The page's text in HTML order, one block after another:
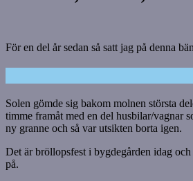
För en del år sedan så satt jag på denna
Solen gömde sig bakom molnen största
timme framåt med en del husbilar/vagnar
ny granne och så var utsikten borta igen.
Det är bröllopsfest i bygdegården idag
på.